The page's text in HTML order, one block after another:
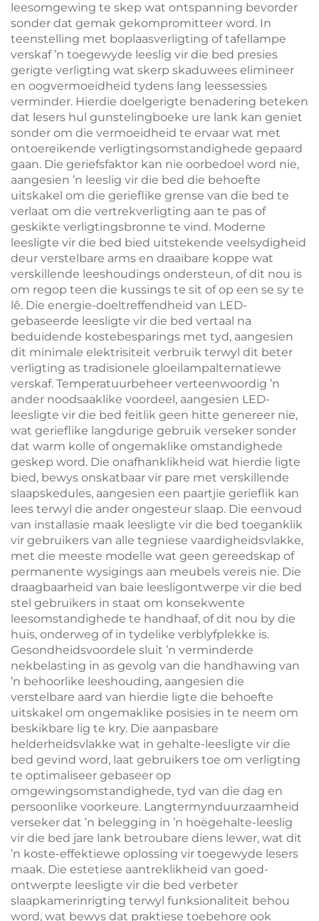
leesomgewing te skep wat ontspanning bevorder
sonder dat gemak gekompromitteer word. In
teenstelling met boplaasverligting of tafellampe
verskaf ’n toegewyde leeslig vir die bed presies
gerigte verligting wat skerp skaduwees elimineer
en oogvermoeidheid tydens lang leessessies
verminder. Hierdie doelgerigte benadering beteken
dat lesers hul gunstelingboeke ure lank kan geniet
sonder om die vermoeidheid te ervaar wat met
ontoereikende verligtingsomstandighede gepaard
gaan. Die geriefsfaktor kan nie oorbedoel word nie,
aangesien ’n leeslig vir die bed die behoefte
uitskakel om die gerieflike grense van die bed te
verlaat om die vertrekverligting aan te pas of
geskikte verligtingsbronne te vind. Moderne
leesligte vir die bed bied uitstekende veelsydigheid
deur verstelbare arms en draaibare koppe wat
verskillende leeshoudings ondersteun, of dit nou is
om regop teen die kussings te sit of op een se sy te
lê. Die energie-doeltreffendheid van LED-
gebaseerde leesligte vir die bed vertaal na
beduidende kostebesparings met tyd, aangesien
dit minimale elektrisiteit verbruik terwyl dit beter
verligting as tradisionele gloeilampalternatiewe
verskaf. Temperatuurbeheer verteenwoordig ’n
ander noodsaaklike voordeel, aangesien LED-
leesligte vir die bed feitlik geen hitte genereer nie,
wat gerieflike langdurige gebruik verseker sonder
dat warm kolle of ongemaklike omstandighede
geskep word. Die onafhanklikheid wat hierdie ligte
bied, bewys onskatbaar vir pare met verskillende
slaapskedules, aangesien een paartjie gerieflik kan
lees terwyl die ander ongesteur slaap. Die eenvoud
van installasie maak leesligte vir die bed toeganklik
vir gebruikers van alle tegniese vaardigheidsvlakke,
met die meeste modelle wat geen gereedskap of
permanente wysigings aan meubels vereis nie. Die
draagbaarheid van baie leesligontwerpe vir die bed
stel gebruikers in staat om konsekwente
leesomstandighede te handhaaf, of dit nou by die
huis, onderweg of in tydelike verblyfplekke is.
Gesondheidsvoordele sluit ’n verminderde
nekbelasting in as gevolg van die handhawing van
’n behoorlike leeshouding, aangesien die
verstelbare aard van hierdie ligte die behoefte
uitskakel om ongemaklike posisies in te neem om
beskikbare lig te kry. Die aanpasbare
helderheidsvlakke wat in gehalte-leesligte vir die
bed gevind word, laat gebruikers toe om verligting
te optimaliseer gebaseer op
omgewingsomstandighede, tyd van die dag en
persoonlike voorkeure. Langtermynduurzaamheid
verseker dat ’n belegging in ’n hoëgehalte-leeslig
vir die bed jare lank betroubare diens lewer, wat dit
’n koste-effektiewe oplossing vir toegewyde lesers
maak. Die estetiese aantreklikheid van goed-
ontwerpte leesligte vir die bed verbeter
slaapkamerinrigting terwyl funksionaliteit behou
word, wat bewys dat praktiese toebehore ook